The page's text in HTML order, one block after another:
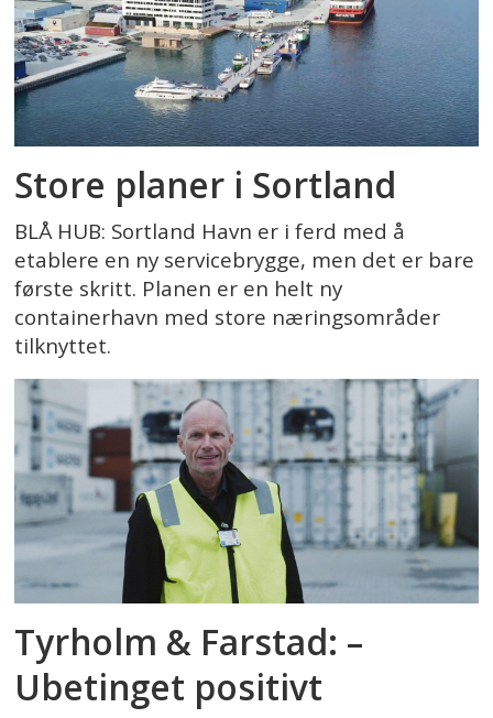
Store planer i Sortland
BLÅ HUB: Sortland Havn er i ferd med å
etablere en ny servicebrygge, men det er bare
første skritt. Planen er en helt ny
containerhavn med store næringsområder
tilknyttet.
Tyrholm & Farstad: –
Ubetinget positivt